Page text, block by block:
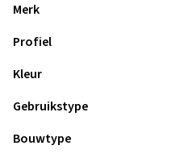
Merk
Profiel
Kleur
Gebruikstype
Bouwtype